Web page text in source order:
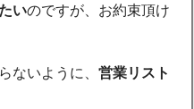
いのですが、お約束頂け
ないように、営業リスト